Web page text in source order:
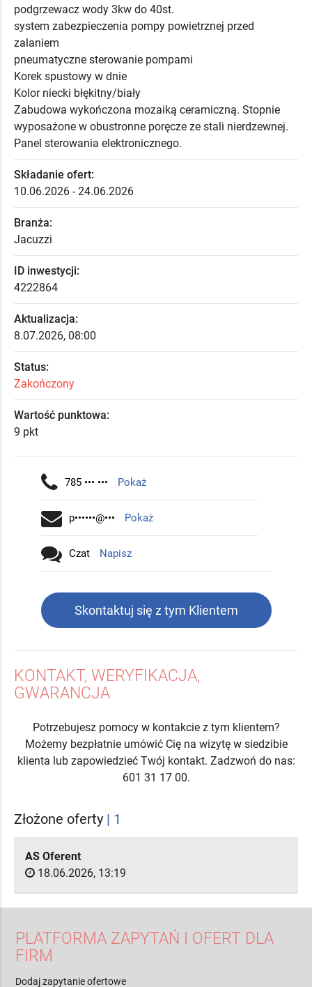
podgrzewacz wody 3kw do 40st.
system zabezpieczenia pompy powietrznej przed
zalaniem
pneumatyczne sterowanie pompami
Korek spustowy w dnie
Kolor niecki błękitny/biały
Zabudowa wykończona mozaiką ceramiczną. Stopnie
wyposażone w obustronne poręcze ze stali nierdzewnej.
Panel sterowania elektronicznego.
Składanie ofert:
10.06.2026 - 24.06.2026
Branża:
Jacuzzi
ID inwestycji:
4222864
Aktualizacja:
8.07.2026, 08:00
Status:
Zakończony
Wartość punktowa:
9 pkt
785 ••• ••• Pokaż
p••••••@••• Pokaż
Czat Napisz
Skontaktuj się z tym Klientem
KONTAKT, WERYFIKACJA,
GWARANCJA
Potrzebujesz pomocy w kontakcie z tym klientem?
Możemy bezpłatnie umówić Cię na wizytę w siedzibie
klienta lub zapowiedzieć Twój kontakt. Zadzwoń do nas:
601 31 17 00.
Złożone oferty | 1
AS Oferent
18.06.2026, 13:19
PLATFORMA ZAPYTAŃ I OFERT DLA
FIRM
Dodaj zapytanie ofertowe